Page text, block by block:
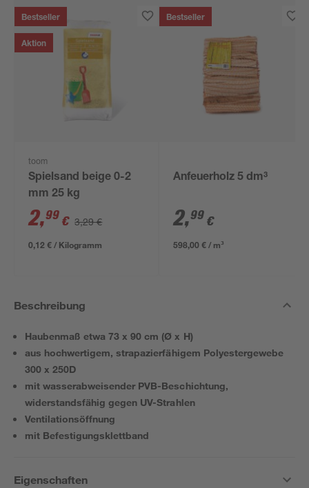
Bestseller
Aktion
toom
Spielsand beige 0-2
mm 25 kg
2,99 € 3,29 €
0,12 € / Kilogramm
Bestseller
Anfeuerholz 5 dm³
2,99 €
598,00 € / m³
Beschreibung
Haubenmaß etwa 73 x 90 cm (Ø x H)
aus hochwertigem, strapazierfähigem Polyestergewebe
300 x 250D
mit wasserabweisender PVB-Beschichtung,
widerstandsfähig gegen UV-Strahlen
Ventilationsöffnung
mit Befestigungsklettband
Eigenschaften